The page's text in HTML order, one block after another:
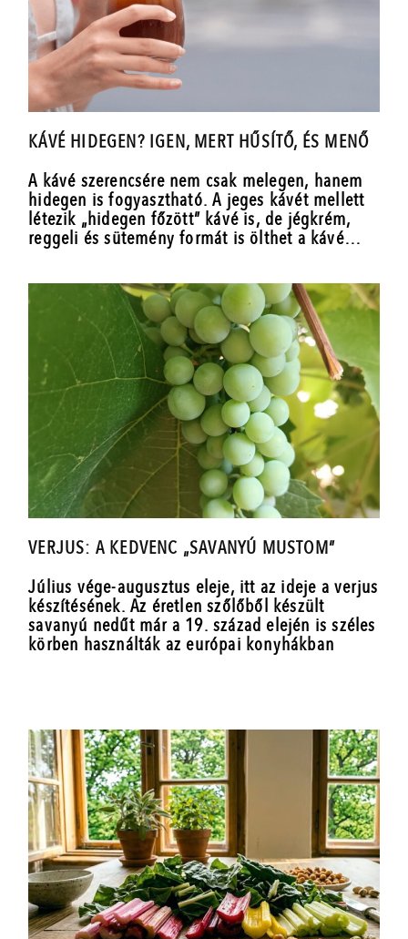
KÁVÉ HIDEGEN? IGEN, MERT HŰSÍTŐ, ÉS MENŐ
A kávé szerencsére nem csak melegen, hanem
hidegen is fogyasztható. A jeges kávét mellett
létezik „hidegen főzött” kávé is, de jégkrém,
reggeli és sütemény formát is ölthet a kávé…
VERJUS: A KEDVENC „SAVANYÚ MUSTOM”
Július vége-augusztus eleje, itt az ideje a verjus
készítésének. Az éretlen szőlőből készült
savanyú nedűt már a 19. század elején is széles
körben használták az európai konyhákban